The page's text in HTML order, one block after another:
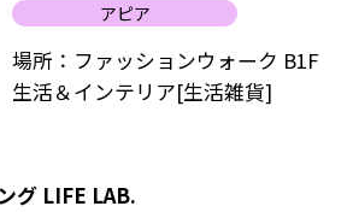
半額で提供。
アピア
場所：ファッションウォーク B1F
生活＆インテリア[生活雑貨]
グ LIFE LAB.